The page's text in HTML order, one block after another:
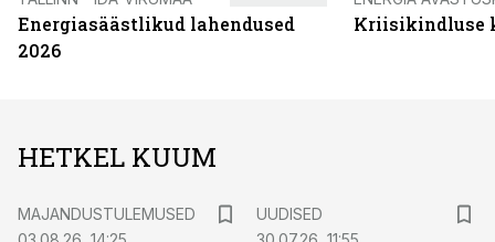
Energiasäästlikud lahendused
2026
Kriisikindluse
HETKEL KUUM
MAJANDUSTULEMUSED
UUDISED